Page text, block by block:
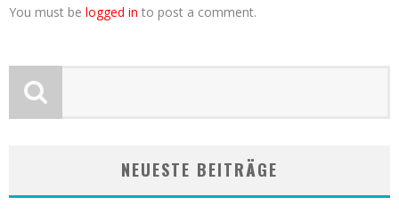
You must be logged in to post a comment.
NEUESTE BEITRÄGE